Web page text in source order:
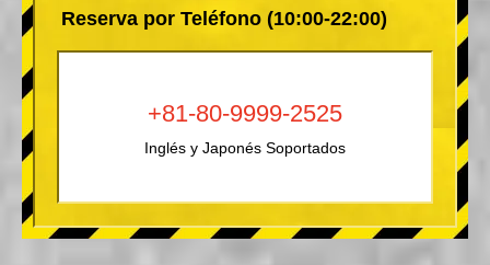
Reserva por Teléfono (10:00-22:00)
+81-80-9999-2525
Inglés y Japonés Soportados